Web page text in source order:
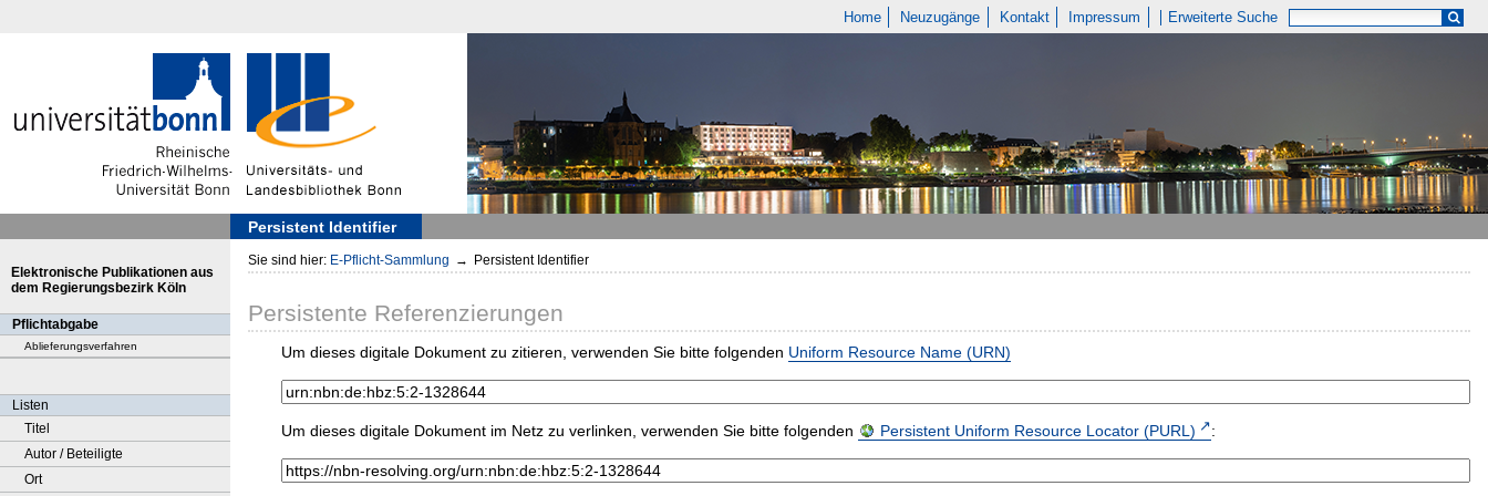
Home Neuzugänge Kontakt Impressum Erweiterte Suche
Persistent Identifier
Elektronische Publikationen aus
dem Regierungsbezirk Köln
Pflichtabgabe
Ablieferungsverfahren
Listen
Titel
Autor / Beteiligte
Ort
Sie sind hier: E-Pflicht-Sammlung → Persistent Identifier
Persistente Referenzierungen
Um dieses digitale Dokument zu zitieren, verwenden Sie bitte folgenden Uniform Resource Name (URN)
Um dieses digitale Dokument im Netz zu verlinken, verwenden Sie bitte folgenden Persistent Uniform Resource Locator (PURL) :